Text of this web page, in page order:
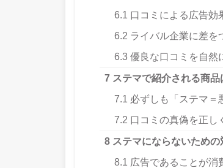
6.1 口コミによる広告効
6.2 ライバル企業に差を
6.3 優良な口コミを自然
7 ステマで紹介される商
7.1 必ずしも「ステマ＝
7.2 口コミの真偽を正し
8 ステマにならないための
8.1 広告であることが消